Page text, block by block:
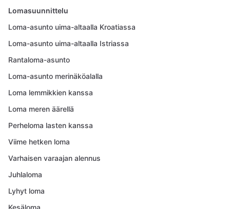
Lomasuunnittelu
Loma-asunto uima-altaalla Kroatiassa
Loma-asunto uima-altaalla Istriassa
Rantaloma-asunto
Loma-asunto merinäköalalla
Loma lemmikkien kanssa
Loma meren äärellä
Perheloma lasten kanssa
Viime hetken loma
Varhaisen varaajan alennus
Juhlaloma
Lyhyt loma
Kesäloma